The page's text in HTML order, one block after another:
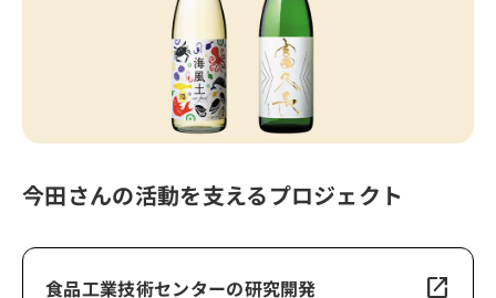
今田さんの活動を支えるプロジェクト
食品工業技術センターの研究開発 open_in_new